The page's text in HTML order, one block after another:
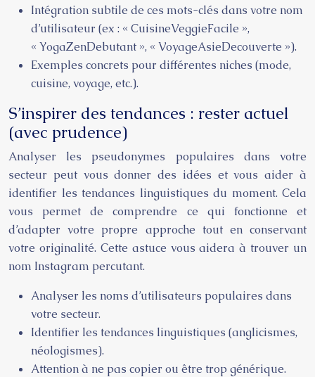
Intégration subtile de ces mots-clés dans votre nom
d’utilisateur (ex : « CuisineVeggieFacile »,
« YogaZenDebutant », « VoyageAsieDecouverte »).
Exemples concrets pour différentes niches (mode,
cuisine, voyage, etc.).
S’inspirer des tendances : rester actuel
(avec prudence)
Analyser les pseudonymes populaires dans votre
secteur peut vous donner des idées et vous aider à
identifier les tendances linguistiques du moment. Cela
vous permet de comprendre ce qui fonctionne et
d’adapter votre propre approche tout en conservant
votre originalité. Cette astuce vous aidera à trouver un
nom Instagram percutant.
Analyser les noms d’utilisateurs populaires dans
votre secteur.
Identifier les tendances linguistiques (anglicismes,
néologismes).
Attention à ne pas copier ou être trop générique.